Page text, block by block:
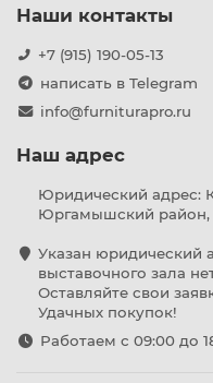
Наши контакты
+7 (915) 190-05-13
написать в Telegram
info@furniturapro.ru
Наш адрес
Юридический адрес:
Юргамышский район,
Указан юридический
выставочного зала
Оставляйте свои
Удачных покупок!
Работаем с 09:00 до